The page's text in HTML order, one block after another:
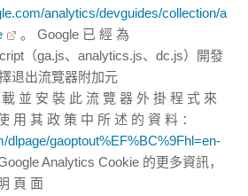
analytics/devguides/collection/a
。 Google 已 經 為
（ga.js、analytics.js、dc.js）開發
退出流覽器附加元
並 安 裝 此 流 覽 器 外 掛 程 式 來
用 其 政 策 中 所 述 的 資 料 ：
dlpage/gaoptout%EF%BC%9Fhl=en-
Analytics Cookie 的更多資訊，
頁 面